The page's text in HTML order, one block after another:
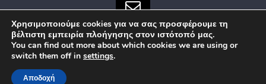
© Copyright
Χρησιμοποιούμε cookies για να σας προσφέρουμε τη
βέλτιστη εμπειρία πλοήγησης στον ιστότοπό μας.
You can find out more about which cookies we are using or
switch them off in settings.
Αποδοχή